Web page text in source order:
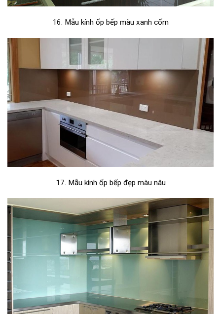
16. Mẫu kính ốp bếp màu xanh cốm
17. Mẫu kính ốp bếp đẹp màu nâu